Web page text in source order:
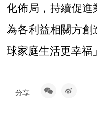
化佈局，持續促進
為各利益相關方創
球家庭生活更幸福
分享